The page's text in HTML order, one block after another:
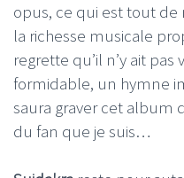
opus, ce qui est tout
la richesse musicale
regrette qu’il n’y ait
formidable, un hymne
saura graver cet album
du fan que je suis…